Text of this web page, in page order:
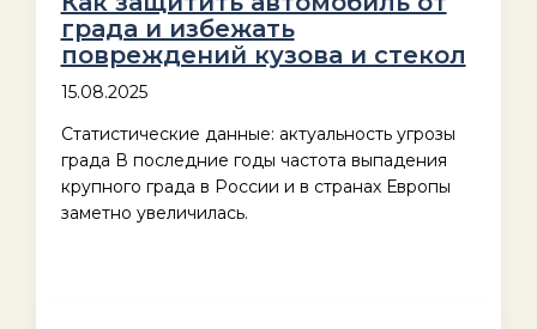
града и избежать
повреждений кузова и стекол
15.08.2025
Статистические данные: актуальность угрозы
града В последние годы частота выпадения
крупного града в России и в странах Европы
заметно увеличилась.